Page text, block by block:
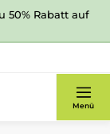
50% Rabatt auf
Menü